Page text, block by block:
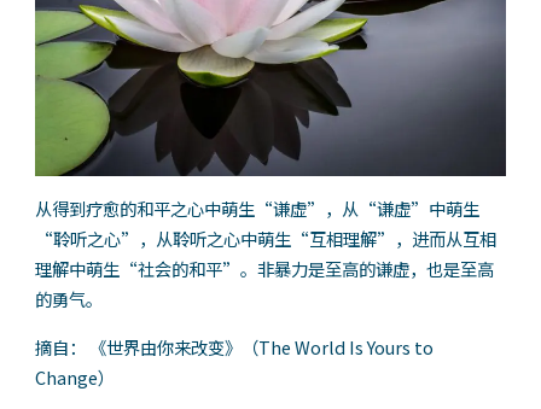
从得到疗愈的和平之心中萌生“谦虚”，从“谦虚”中萌生
“聆听之心”，从聆听之心中萌生“互相理解”，进而从互相
理解中萌生“社会的和平”。非暴力是至高的谦虚，也是至高
的勇气。
摘自： 《世界由你来改变》（The World Is Yours to
Change）